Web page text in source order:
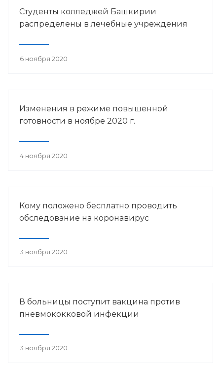
Студенты колледжей Башкирии
распределены в лечебные учреждения
6 ноября 2020
Изменения в режиме повышенной
готовности в ноябре 2020 г.
4 ноября 2020
Кому положено бесплатно проводить
обследование на коронавирус
3 ноября 2020
В больницы поступит вакцина против
пневмококковой инфекции
3 ноября 2020